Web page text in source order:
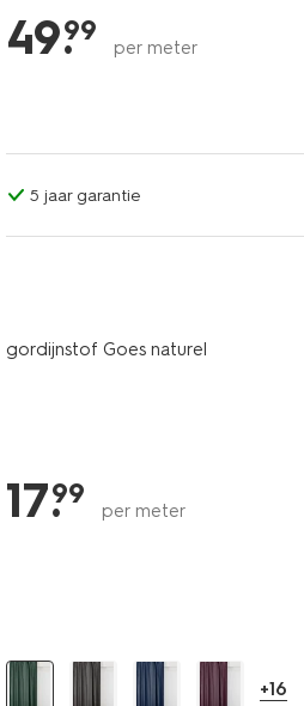
49.
99
per meter
5 jaar garantie
gordijnstof Goes naturel
17.
99
per meter
+16